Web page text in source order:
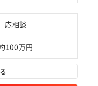
応相談
100万円